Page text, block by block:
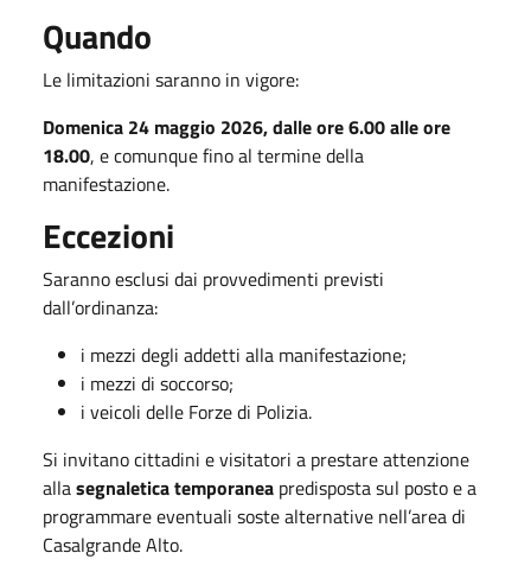
Quando
Le limitazioni saranno in vigore:
Domenica 24 maggio 2026, dalle ore 6.00 alle ore
18.00, e comunque fino al termine della
manifestazione.
Eccezioni
Saranno esclusi dai provvedimenti previsti
dall’ordinanza:
i mezzi degli addetti alla manifestazione;
i mezzi di soccorso;
i veicoli delle Forze di Polizia.
Si invitano cittadini e visitatori a prestare attenzione
allasegnaletica temporanea predisposta sul posto e a
programmare eventuali soste alternative nell’area di
Casalgrande Alto.